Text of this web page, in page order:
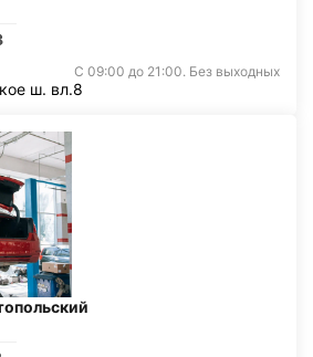
С 09:00 до 21:00. Без выходных
ш. вл.8